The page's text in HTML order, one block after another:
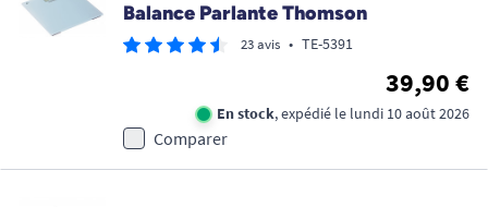
Balance Parlante Thomson
23 avis • TE-5391
39,90 €
En stock, expédié le lundi 10 août 2026
Comparer